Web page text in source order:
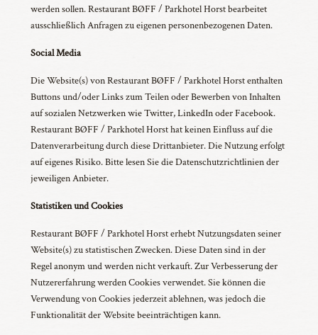
werden sollen. Restaurant BØFF / Parkhotel Horst bearbeitet
ausschließlich Anfragen zu eigenen personenbezogenen Daten.
Social Media
Die Website(s) von Restaurant BØFF / Parkhotel Horst enthalten
Buttons und/oder Links zum Teilen oder Bewerben von Inhalten
auf sozialen Netzwerken wie Twitter, LinkedIn oder Facebook.
Restaurant BØFF / Parkhotel Horst hat keinen Einfluss auf die
Datenverarbeitung durch diese Drittanbieter. Die Nutzung erfolgt
auf eigenes Risiko. Bitte lesen Sie die Datenschutzrichtlinien der
jeweiligen Anbieter.
Statistiken und Cookies
Restaurant BØFF / Parkhotel Horst erhebt Nutzungsdaten seiner
Website(s) zu statistischen Zwecken. Diese Daten sind in der
Regel anonym und werden nicht verkauft. Zur Verbesserung der
Nutzererfahrung werden Cookies verwendet. Sie können die
Verwendung von Cookies jederzeit ablehnen, was jedoch die
Funktionalität der Website beeinträchtigen kann.